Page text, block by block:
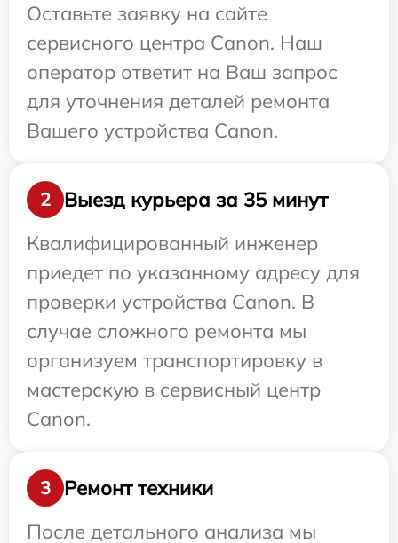
Оставьте заявку на сайте
сервисного центра Canon. Наш
оператор ответит на Ваш запрос
для уточнения деталей ремонта
Вашего устройства Canon.
2
Выезд курьера за 35 минут
Квалифицированный инженер
приедет по указанному адресу для
проверки устройства Canon. В
случае сложного ремонта мы
организуем транспортировку в
мастерскую в сервисный центр
Canon.
3
Ремонт техники
После детального анализа мы